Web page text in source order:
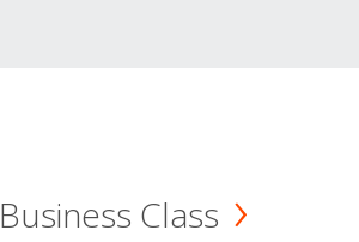
Business Class